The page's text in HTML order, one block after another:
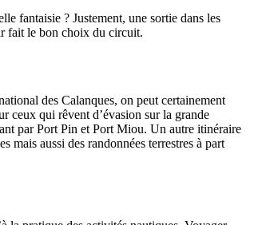
fantaisie ? Justement, une sortie dans les
fait le bon choix du circuit.
des Calanques, on peut certainement
ceux qui rêvent d’évasion sur la grande
par Port Pin et Port Miou. Un autre itinéraire
mais aussi des randonnées terrestres à part